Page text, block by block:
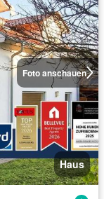
Foto anschauen
Haus